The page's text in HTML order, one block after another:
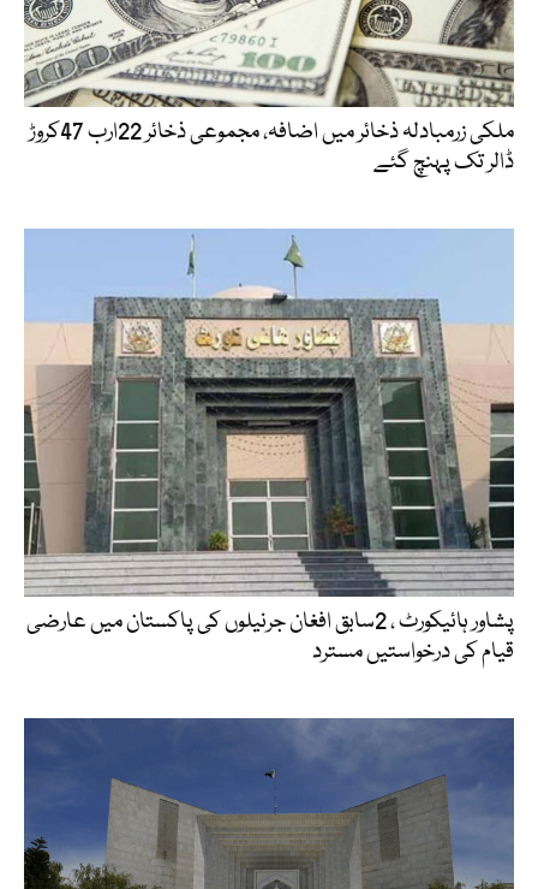
ملکی زرمبادلہ ذخائر میں اضافہ، مجموعی ذخائر 22ارب 47کروڑ
ڈالر تک پہنچ گئے
پشاور ہائیکورٹ ، 2سابق افغان جرنیلوں کی پاکستان میں عارضی
قیام کی درخواستیں مسترد